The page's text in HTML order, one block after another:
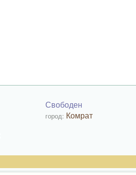
Свободен
город: Комрат